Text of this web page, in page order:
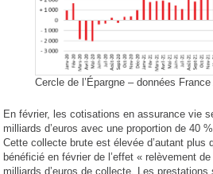
Cercle de l’Épargne – données
En février, les cotisations en assurance vie
milliards d’euros avec une proportion de 40
Cette collecte brute est élevée d’autant plus
bénéficié en février de l’effet « relèvement
milliards d’euros de collecte. Les